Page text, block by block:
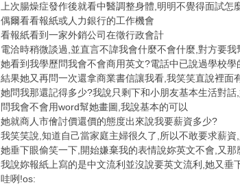
上次腸燥症發作後就看中醫調整身體,明明不覺得面試怎
偶爾看看報紙或人力銀行的工作機會
看報紙看到一家外銷公司在徵行政會計
電洽時稍微談過,並直言不諱我會什麼不會什麼,對方要
她看到我學歷問我會不會商用英文?電話中已說過學校學
結果她又再問一次還拿商業書信讓我看,我笑笑直說裡面
她問我那還記得多少?我說只剩下和小朋友基本生活對
問我會不會用word幫她畫圖,我說基本的可以
她就商人市儈討價還價的態度出來說我要薪資多少?
我笑笑說,知道自己當家庭主婦很久了,所以不敢要求薪
她垂下眼偷笑一下,開始嫌棄我的表情說妳英文不會,又
我說妳報紙上寫的是中文流利並沒說要英文流利,她又垂
哇咧!os: